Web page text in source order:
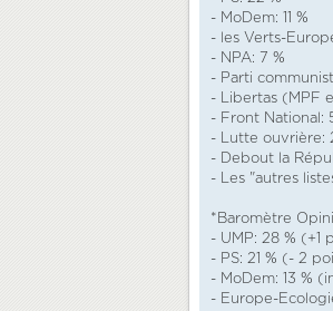
- MoDem: 11 %
- les Verts-
- NPA: 7 %
- Parti
- Libertas (MPF
- Front National:
- Lutte ouvrière:
- Debout la
- Les "autres
*Baromètre
- UMP: 28 % (+1
- PS: 21 % (- 2
- MoDem: 13 %
- Europe-